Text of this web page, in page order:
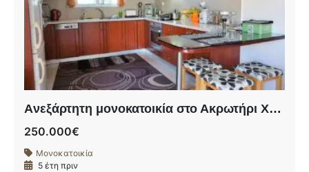
Aνεξάρτητη μονοκατοικία στο Ακρωτήρι Χανίων σε οικόπεδο 580τ.μ.
250.000€
Μονοκατοικία
5 έτη πριν